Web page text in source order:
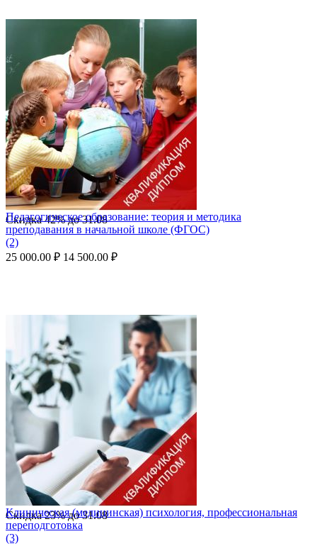
Скидка42%до31.08
Педагогическое образование: теория и методика
преподавания в начальной школе (ФГОС)
(2)
25 000.00 ₽ 14 500.00 ₽
Скидка23%до31.08
Клиническая (медицинская) психология, профессиональная
переподготовка
(3)